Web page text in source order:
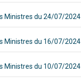
Ministres du 24/07/2024
Ministres du 16/07/2024
Ministres du 10/07/2024